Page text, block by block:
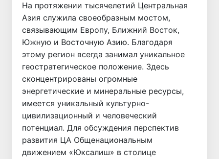
На протяжении тысячелетий Центральная
Азия служила своеобразным мостом,
связывающим Европу, Ближний Восток,
Южную и Восточную Азию. Благодаря
этому регион всегда занимал уникальное
геостратегическое положение. Здесь
сконцентрированы огромные
энергетические и минеральные ресурсы,
имеется уникальный культурно-
цивилизационный и человеческий
потенциал. Для обсуждения перспектив
развития ЦА Общенациональным
движением «Юксалиш» в столице